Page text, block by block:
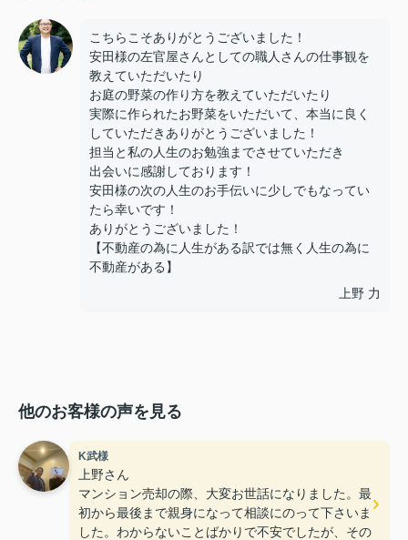
こちらこそありがとうございました！
安田様の左官屋さんとしての職人さんの仕事観を
教えていただいたり
お庭の野菜の作り方を教えていただいたり
実際に作られたお野菜をいただいて、本当に良く
していただきありがとうございました！
担当と私の人生のお勉強までさせていただき
出会いに感謝しております！
安田様の次の人生のお手伝いに少しでもなってい
たら幸いです！
ありがとうございました！
【不動産の為に人生がある訳では無く人生の為に
不動産がある】
上野 力
他のお客様の声を見る
K武様
上野さん
マンション売却の際、大変お世話になりました。最
初から最後まで親身になって相談にのって下さいま
した。わからないことばかりで不安でしたが、その